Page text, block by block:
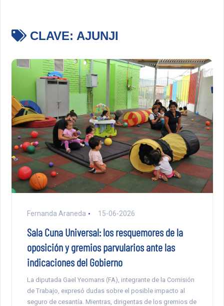
CLAVE: AJUNJI
Fernanda Araneda 15-06-2026
Sala Cuna Universal: los resquemores de la
oposición y gremios parvularios ante las
indicaciones del Gobierno
La diputada Gael Yeomans (FA), integrante de la Comisión
de Trabajo, expresó dudas sobre el posible impacto al
seguro de cesantía. Mientras, dirigentas de los gremios de